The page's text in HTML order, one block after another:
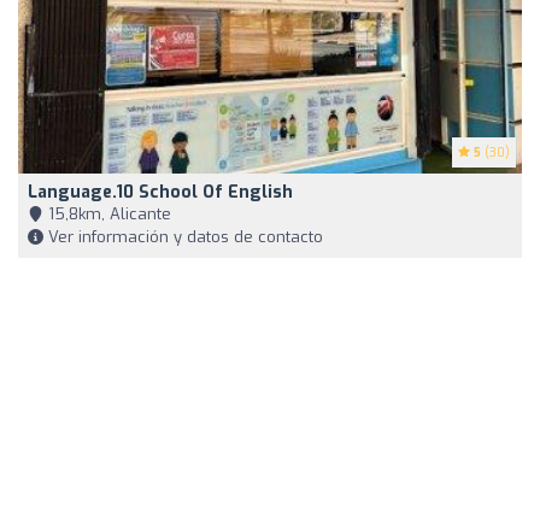
5 (30)
Language.10 School Of English
15,8km, Alicante
Ver información y datos de contacto